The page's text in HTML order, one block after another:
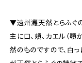
▼遠州灘天然とらふぐ
主に口、頬、カエル（
然のものですので、白